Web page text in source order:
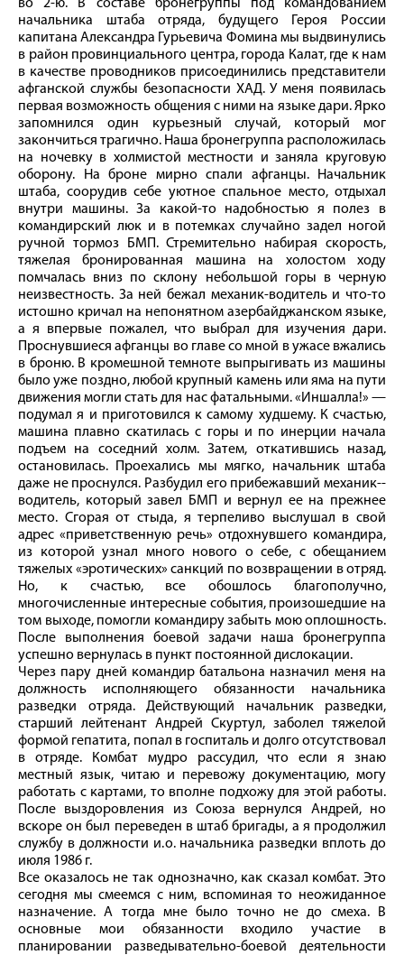
во 2‑ю. В составе бронегруппы под командованием
начальника штаба отряда, будущего Героя России
капитана Александра Гурьевича Фомина мы выдвинулись
в район провинциального центра, города Калат, где к нам
в качестве проводников присоединились представители
афганской службы безопасности ХАД. У меня появилась
первая возможность общения с ними на языке дари. Ярко
запомнился один курьезный случай, который мог
закончиться трагично. Наша бронегруппа расположилась
на ночевку в холмистой местности и заняла круговую
оборону. На броне мирно спали афганцы. Начальник
штаба, соорудив себе уютное спальное место, отдыхал
внутри машины. За какой‑то надобностью я полез в
командирский люк и в потемках случайно задел ногой
ручной тормоз БМП. Стремительно набирая скорость,
тяжелая бронированная машина на холостом ходу
помчалась вниз по склону небольшой горы в черную
неизвестность. За ней бежал механик-­водитель и что‑то
истошно кричал на непонятном азербайджанском языке,
а я впервые пожалел, что выбрал для изучения дари.
Проснувшиеся афганцы во главе со мной в ужасе вжались
в броню. В кромешной темноте выпрыгивать из машины
было уже поздно, любой крупный камень или яма на пути
движения могли стать для нас фатальными. «Иншалла!» —
подумал я и приготовился к самому худшему. К счастью,
машина плавно скатилась с горы и по инерции начала
подъем на соседний холм. Затем, откатившись назад,
остановилась. Проехались мы мягко, начальник штаба
даже не проснулся. Разбудил его прибежавший механик-­
водитель, который завел БМП и вернул ее на прежнее
место. Сгорая от стыда, я терпеливо выслушал в свой
адрес «приветственную речь» отдохнувшего командира,
из которой узнал много нового о себе, с обещанием
тяжелых «эротических» санкций по возвращении в отряд.
Но, к счастью, все обошлось благополучно,
многочисленные интересные события, произошедшие на
том выходе, помогли командиру забыть мою оплошность.
После выполнения боевой задачи наша бронегруппа
успешно вернулась в пункт постоянной дислокации.
Через пару дней командир батальона назначил меня на
должность исполняющего обязанности начальника
разведки отряда. Действующий начальник разведки,
старший лейтенант Андрей Скуртул, заболел тяжелой
формой гепатита, попал в госпиталь и долго отсутствовал
в отряде. Комбат мудро рассудил, что если я знаю
местный язык, читаю и перевожу документацию, могу
работать с картами, то вполне подхожу для этой работы.
После выздоровления из Союза вернулся Андрей, но
вскоре он был переведен в штаб бригады, а я продолжил
службу в должности и. о. начальника разведки вплоть до
июля 1986 г.
Все оказалось не так однозначно, как сказал комбат. Это
сегодня мы смеемся с ним, вспоминая то неожиданное
назначение. А тогда мне было точно не до смеха. В
основные мои обязанности входило участие в
планировании разведывательно-­боевой деятельности